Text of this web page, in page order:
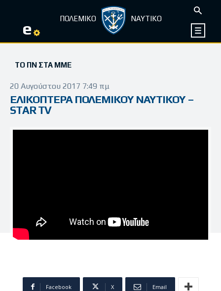
e ΠΟΛΕΜΙΚΟ ΝΑΥΤΙΚΟ
ΤΟ ΠΝ ΣΤΑ ΜΜΕ
20 Αυγούστου 2017 7:49 πμ
ΕΛΙΚΟΠΤΕΡΑ ΠΟΛΕΜΙΚΟΥ ΝΑΥΤΙΚΟΥ –
STAR TV
Facebook X Email